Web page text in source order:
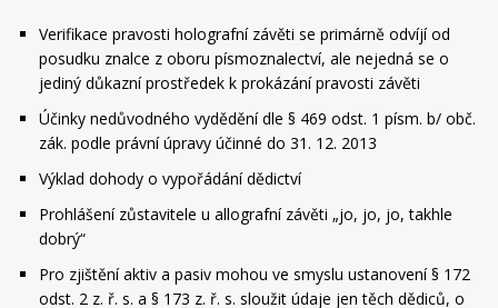
Verifikace pravosti holografní závěti se primárně odvíjí od
posudku znalce z oboru písmoznalectví, ale nejedná se o
jediný důkazní prostředek k prokázání pravosti závěti
Účinky nedůvodného vydědění dle § 469 odst. 1 písm. b/ obč.
zák. podle právní úpravy účinné do 31. 12. 2013
Výklad dohody o vypořádání dědictví
Prohlášení zůstavitele u allografní závěti „jo, jo, jo, takhle
dobrý“
Pro zjištění aktiv a pasiv mohou ve smyslu ustanovení § 172
odst. 2 z. ř. s. a § 173 z. ř. s. sloužit údaje jen těch dědiců, o